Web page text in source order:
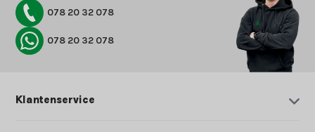
078 20 32 078
078 20 32 078
Klantenservice